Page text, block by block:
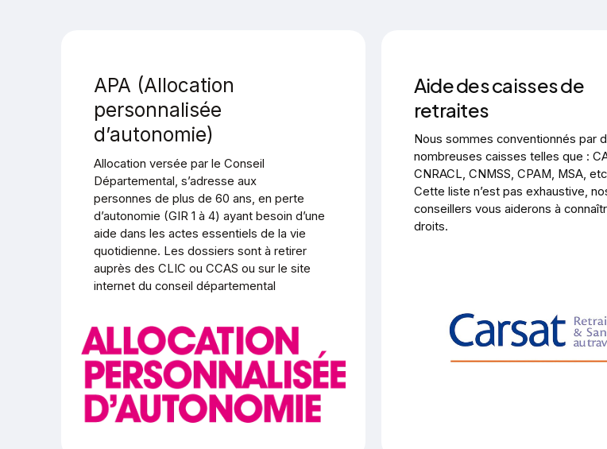
APA (Allocation
personnalisée
d’autonomie)
Allocation versée par le Conseil
Départemental, s’adresse aux
personnes de plus de 60 ans, en perte
d’autonomie (GIR 1 à 4) ayant besoin d’une
aide dans les actes essentiels de la vie
quotidienne. Les dossiers sont à retirer
auprès des CLIC ou CCAS ou sur le site
internet du conseil départemental
Aide des caisses de
retraites
Nous sommes conventionnés par
nombreuses caisses telles que :
CNRACL, CNMSS, CPAM, MSA,
Cette liste n’est pas exhaustive,
conseillers vous aiderons à
droits.